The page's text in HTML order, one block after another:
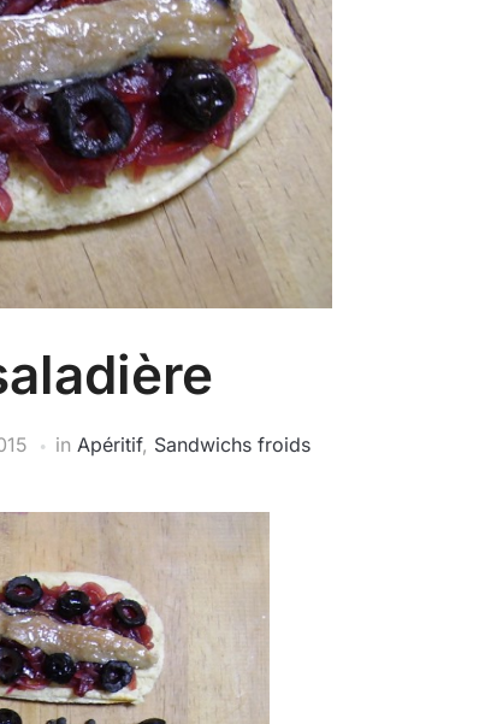
in Apéritif, Sandwichs froids